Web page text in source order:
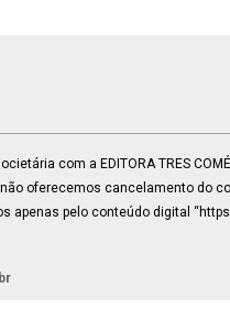
com a EDITORA TRES
oferecemos cancelamento do
apenas pelo conteúdo digital